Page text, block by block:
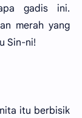
gadis ini.
merah yang
Sin-ni!
itu berbisik